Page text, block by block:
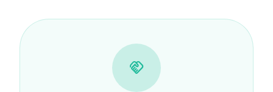
handshake